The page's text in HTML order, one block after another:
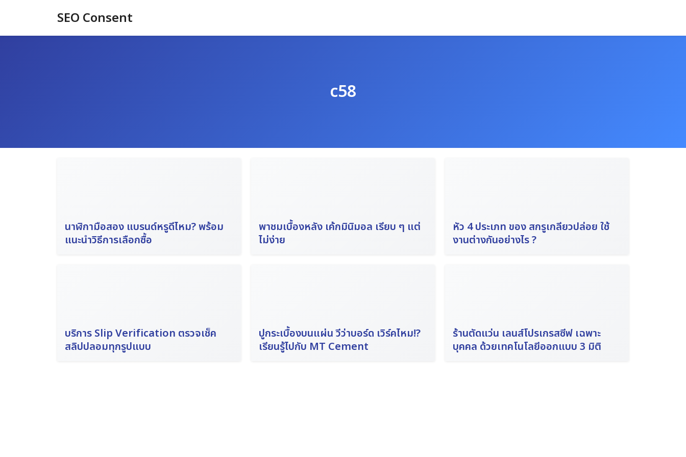
content
SEO Consent
c58
นาฬิกามือสอง แบรนด์หรูดีไหม? พร้อม
แนะนำวิธีการเลือกซื้อ
พาชมเบื้องหลัง เค้กมินิมอล เรียบ ๆ แต่
ไม่ง่าย
หัว 4 ประเภท ของ สกรูเกลียวปล่อย ใช้
งานต่างกันอย่างไร ?
บริการ Slip Verification ตรวจเช็ค
สลิปปลอมทุกรูปแบบ
ปูกระเบื้องบนแผ่น วีว่าบอร์ด เวิร์คไหม!?
เรียนรู้ไปกับ MT Cement
ร้านตัดแว่น เลนส์โปรเกรสซีฟ เฉพาะ
บุคคล ด้วยเทคโนโลยีออกแบบ 3 มิติ